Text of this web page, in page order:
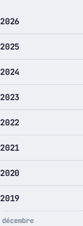
2026
2025
2024
2023
2022
2021
2020
2019
décembre